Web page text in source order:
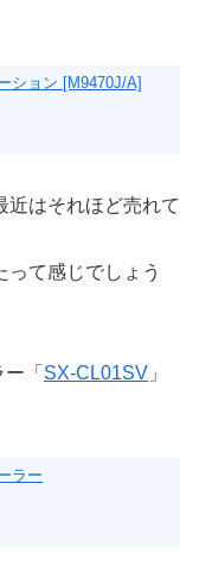
ション [M9470J/A]
近はそれほど売れて
って感じでしょう
「 SX-CL01SV 」
ラー